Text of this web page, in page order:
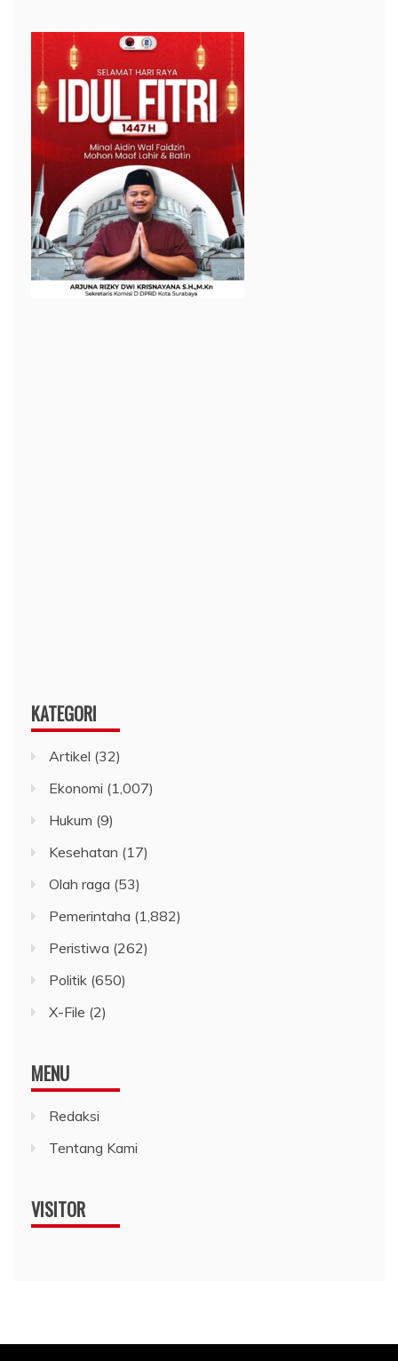
KATEGORI
Artikel (32)
Ekonomi (1,007)
Hukum (9)
Kesehatan (17)
Olah raga (53)
Pemerintaha (1,882)
Peristiwa (262)
Politik (650)
X-File (2)
MENU
Redaksi
Tentang Kami
VISITOR